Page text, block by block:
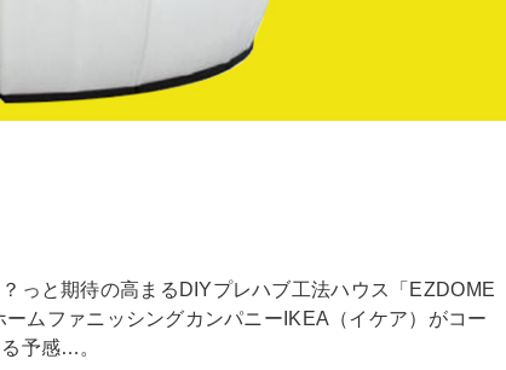
っと期待の高まるDIYプレハブ工法ハウス「EZDOME
ムファニッシングカンパニーIKEA（イケア）がコー
予感…。